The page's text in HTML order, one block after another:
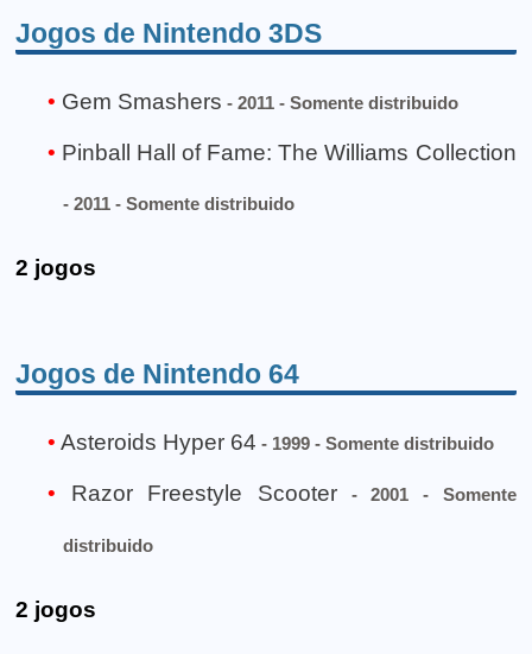
Jogos de Nintendo 3DS
Gem Smashers - 2011 - Somente distribuido
Pinball Hall of Fame: The Williams Collection
- 2011 - Somente distribuido
2 jogos
Jogos de Nintendo 64
Asteroids Hyper 64 - 1999 - Somente distribuido
Razor Freestyle Scooter- 2001 - Somente
distribuido
2 jogos